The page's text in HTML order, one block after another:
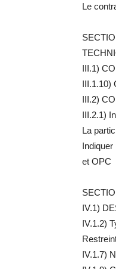
Le
III.1)
III.1.10)
III.2)
III.2.1)
La
et OPC
IV.1)
IV.1.2)
IV.1.7)